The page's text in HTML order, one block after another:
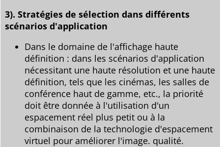
3). Stratégies de sélection dans différents
scénarios d'application
Dans le domaine de l'affichage haute
définition : dans les scénarios d'application
nécessitant une haute résolution et une haute
définition, tels que les cinémas, les salles de
conférence haut de gamme, etc., la priorité
doit être donnée à l'utilisation d'un
espacement réel plus petit ou à la
combinaison de la technologie d'espacement
virtuel pour améliorer l'image. qualité.